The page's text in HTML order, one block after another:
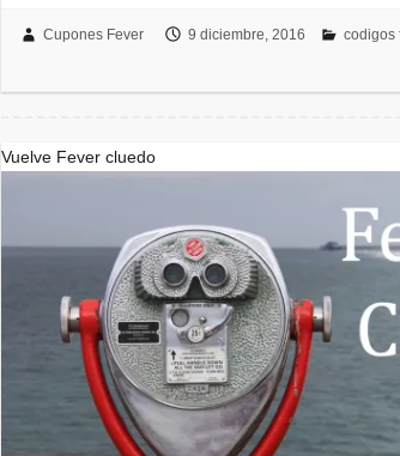
Cupones Fever 9 diciembre, 2016 codigos
Vuelve Fever cluedo